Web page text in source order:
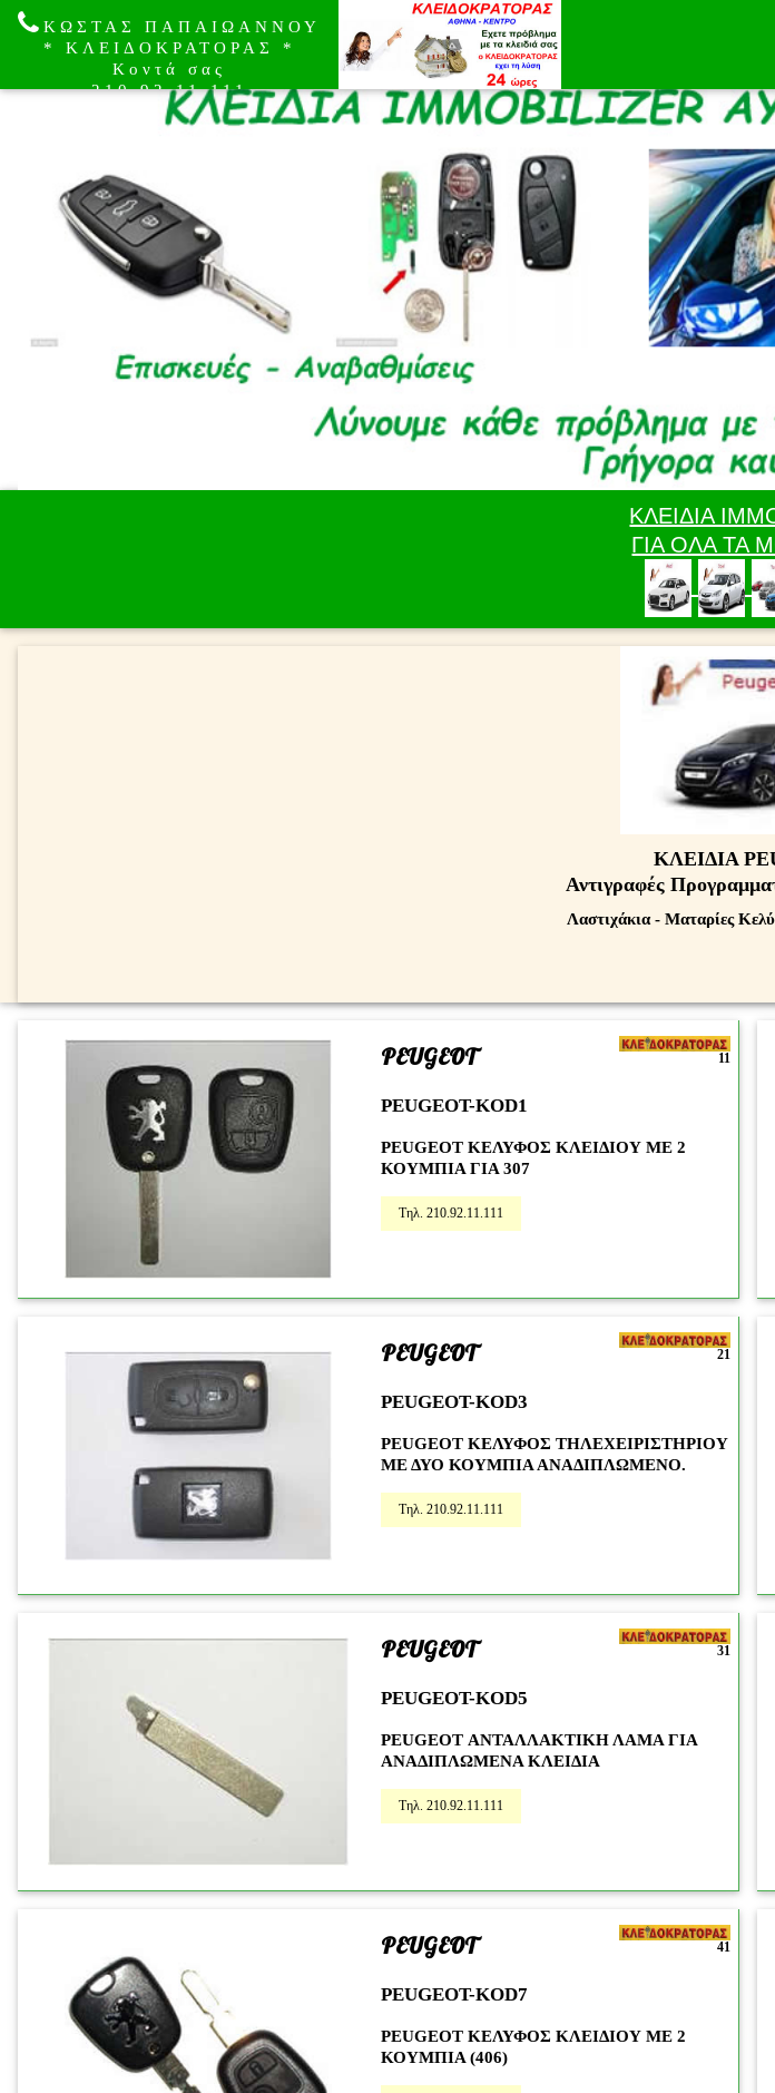
ΚΩΣΤΑΣ ΠΑΠΑΙΩΑΝΝΟΥ
* ΚΛΕΙΔΟΚΡΑΤΟΡΑΣ *
Κοντά σας
210.92.11.111
ΚΛΕΙΔΙΑ
ΓΙΑ ΟΛΑ ΤΑ
ΚΛΕΙΔΙΑ
Αντιγραφές
Λαστιχάκια - Ματαρίες
PEUGEOT
PEUGEOT-KOD1
PEUGEOT ΚΕΛΥΦΟΣ ΚΛΕΙΔΙΟΥ ΜΕ 2
ΚΟΥΜΠΙΑ ΓΙΑ 307
Τηλ. 210.92.11.111
11
PEUGEOT
PEUGEOT-KOD3
PEUGEOT ΚΕΛΥΦΟΣ ΤΗΛΕΧΕΙΡΙΣΤΗΡΙΟΥ
ΜΕ ΔΥΟ ΚΟΥΜΠΙΑ ΑΝΑΔΙΠΛΩΜΕΝΟ.
Τηλ. 210.92.11.111
21
PEUGEOT
PEUGEOT-KOD5
PEUGEOT ΑΝΤΑΛΛΑΚΤΙΚΗ ΛΑΜΑ ΓΙΑ
ΑΝΑΔΙΠΛΩΜΕΝΑ ΚΛΕΙΔΙΑ
Τηλ. 210.92.11.111
31
PEUGEOT
PEUGEOT-KOD7
PEUGEOT ΚΕΛΥΦΟΣ ΚΛΕΙΔΙΟΥ ΜΕ 2
ΚΟΥΜΠΙΑ (406)
41